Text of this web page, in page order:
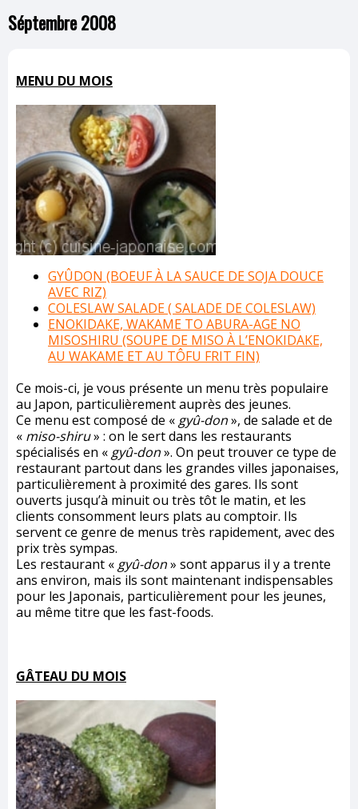
Séptembre 2008
MENU DU MOIS
GYÛDON (BOEUF À LA SAUCE DE SOJA DOUCE
AVEC RIZ)
COLESLAW SALADE ( SALADE DE COLESLAW)
ENOKIDAKE, WAKAME TO ABURA-AGE NO
MISOSHIRU (SOUPE DE MISO À L’ENOKIDAKE,
AU WAKAME ET AU TÔFU FRIT FIN)
Ce mois-ci, je vous présente un menu très populaire
au Japon, particulièrement auprès des jeunes.
Ce menu est composé de « gyû-don», de salade et de
« miso-shiru» : on le sert dans les restaurants
spécialisés en « gyû-don». On peut trouver ce type de
restaurant partout dans les grandes villes japonaises,
particulièrement à proximité des gares. Ils sont
ouverts jusqu’à minuit ou très tôt le matin, et les
clients consomment leurs plats au comptoir. Ils
servent ce genre de menus très rapidement, avec des
prix très sympas.
Les restaurant « gyû-don» sont apparus il y a trente
ans environ, mais ils sont maintenant indispensables
pour les Japonais, particulièrement pour les jeunes,
au même titre que les fast-foods.
GÂTEAU DU MOIS